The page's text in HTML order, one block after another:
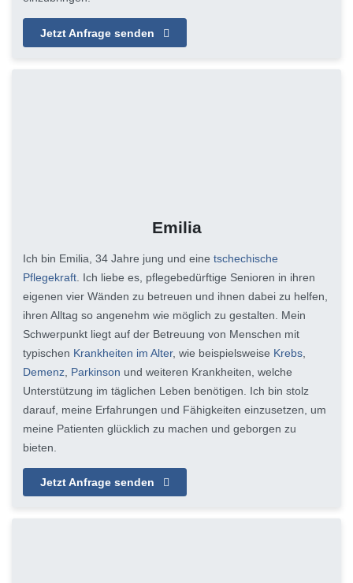
Jetzt Anfrage senden
Emilia
Ich bin Emilia, 34 Jahre jung und eine tschechische
Pflegekraft . Ich liebe es, pflegebedürftige Senioren in ihren
eigenen vier Wänden zu betreuen und ihnen dabei zu helfen,
ihren Alltag so angenehm wie möglich zu gestalten. Mein
Schwerpunkt liegt auf der Betreuung von Menschen mit
typischen Krankheiten im Alter, wie beispielsweise Krebs
Demenz Parkinson und weiteren Krankheiten, welche
Unterstützung im täglichen Leben benötigen. Ich bin stolz
darauf, meine Erfahrungen und Fähigkeiten einzusetzen, um
meine Patienten glücklich zu machen und geborgen zu
bieten.
Jetzt Anfrage senden